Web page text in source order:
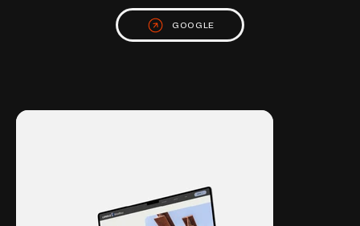
GOOGLE